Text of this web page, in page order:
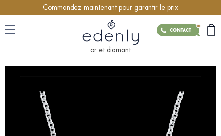
Commandez maintenant pour garantir le prix
CONTACT
or et diamant